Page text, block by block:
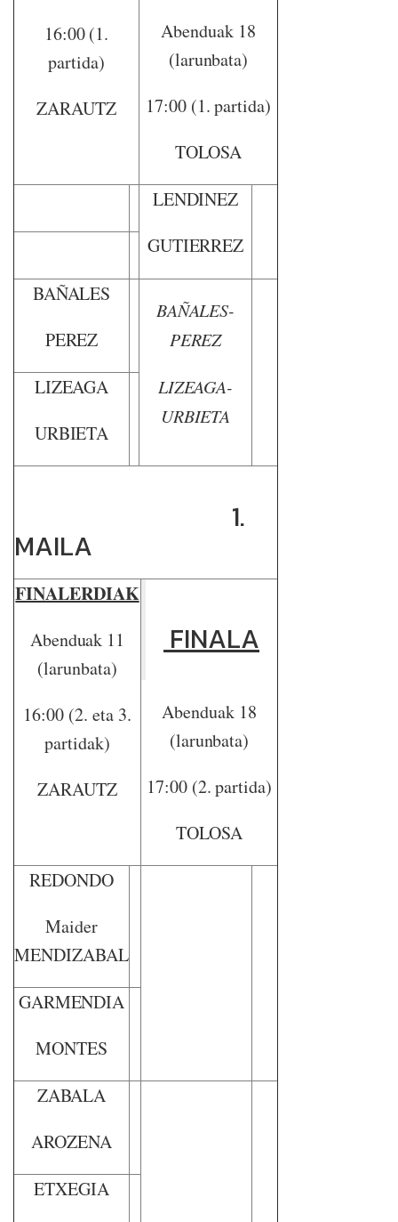
16:00 (1.
partida)
ZARAUTZ
Abenduak 18
(larunbata)
17:00 (1. partida)
TOLOSA
LENDINEZ
GUTIERREZ
BAÑALES
PEREZ
BAÑALES-
PEREZ
LIZEAGA-
URBIETA
LIZEAGA
URBIETA
1.
MAILA
FINALERDIAK
Abenduak 11
(larunbata)
16:00 (2. eta 3.
partidak)
ZARAUTZ
FINALA
Abenduak 18
(larunbata)
17:00 (2. partida)
TOLOSA
REDONDO
Maider
MENDIZABAL
GARMENDIA
MONTES
ZABALA
AROZENA
ETXEGIA